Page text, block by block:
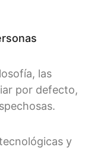
las
por defecto,
y